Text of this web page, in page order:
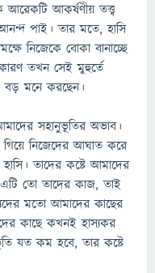
আরেকটি আকর্ষণীয় তত্ত্ব
পাই। তার মতে, হাসি
নিজেকে বোকা বানাচ্ছে
তখন সেই মুহুর্তে
মনে করছেন।
সহানুভূতির অভাব।
নিজেদের আঘাত করে
তাদের কষ্টে আমাদের
তো তাদের কাজ, তাই
মতো আমাদের কাছের
কাছে কখনই হাস্যকর
যত কম হবে, তার কষ্টে